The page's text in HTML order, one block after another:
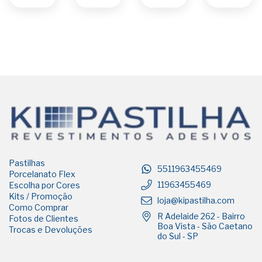
Pastilhas
Porcelanato Flex
Escolha por Cores
Kits / Promoção
Como Comprar
Fotos de Clientes
Trocas e Devoluções
5511963455469
11963455469
loja@kipastilha.com
R Adelaide 262 - Bairro
Boa Vista - São Caetano
do Sul - SP